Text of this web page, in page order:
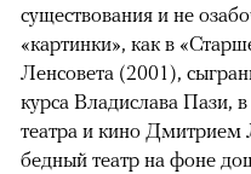
существования и не
«картинки», как в
Ленсовета (2001),
курса Владислава Пази,
театра и кино
бедный театр на фоне